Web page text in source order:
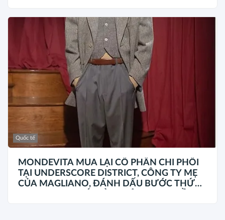
Quốc tế
MONDEVITA MUA LẠI CỔ PHẦN CHI PHỐI
TẠI UNDERSCORE DISTRICT, CÔNG TY MẸ
CỦA MAGLIANO, ĐÁNH DẤU BƯỚC THỨ